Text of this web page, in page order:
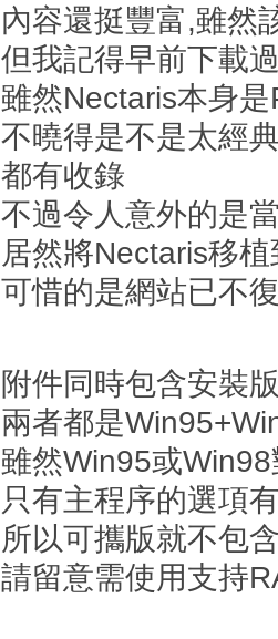
內容還挺豐富,雖然
但我記得早前下載
雖然Nectaris本身
不曉得是不是太經
都有收錄
不過令人意外的是
居然將Nectaris移
可惜的是網站已不
附件同時包含安裝
兩者都是
雖然Win95或
只有主程序的選項
所以可攜版就不包
請留意需使用支持